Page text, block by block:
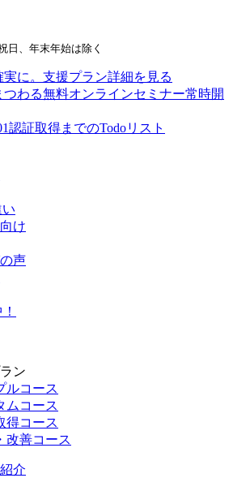
日、年末年始は除く
け
声
ン
ルコース
ムコース
得コース
改善コース
介